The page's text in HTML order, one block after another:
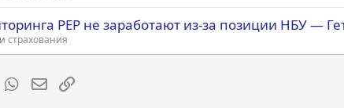
PEP не заработают из-за позиции НБУ —
страхования
TumblrWhatsAppЭлектронная почта